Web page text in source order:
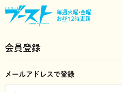
毎週火曜•金曜
お昼12時更新
会員登録
メールアドレスで登録